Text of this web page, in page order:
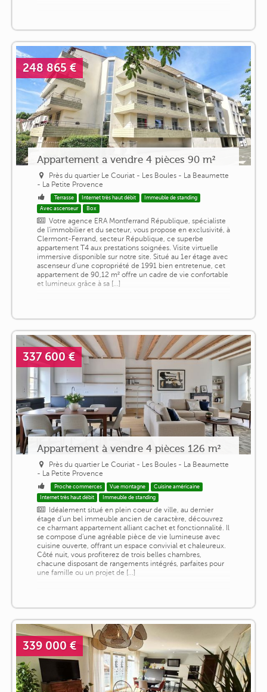
248 865 €
Appartement a vendre 4 pièces 90 m²
Près du quartier Le Couriat - Les Boules - La Beaumette
- La Petite Provence
Terrasse Internet très haut débit
Immeuble de standing
Avec ascenseur
Box
Votre agence ERA Montferrand République, spécialiste
de l'immobilier et du secteur, vous propose en exclusivité, à
Clermont-Ferrand, secteur République, ce superbe
appartement T4 aux prestations soignées. Visite virtuelle
immersive disponible sur notre site. Situé au 1er étage avec
ascenseur d'une copropriété de 1991 bien entretenue, cet
appartement de 90,12 m² offre un cadre de vie confortable
et lumineux grâce à sa [...]
337 600 €
Appartement à vendre 4 pièces 126 m²
Près du quartier Le Couriat - Les Boules - La Beaumette
- La Petite Provence
Proche commerces Vue montagne
Cuisine américaine
Internet très haut débit
Immeuble de standing
Idéalement situé en plein coeur de ville, au dernier
étage d'un bel immeuble ancien de caractère, découvrez
ce charmant appartement alliant cachet et fonctionnalité. Il
se compose d'une agréable pièce de vie lumineuse avec
cuisine ouverte, offrant un espace convivial et chaleureux.
Côté nuit, vous profiterez de trois belles chambres,
chacune disposant de rangements intégrés, parfaites pour
une famille ou un projet de [...]
339 000 €